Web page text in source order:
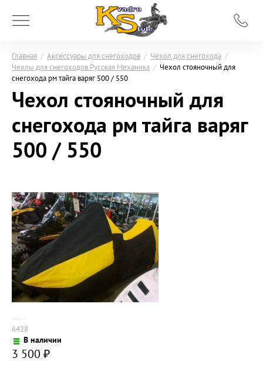
Главная / Аксессуары для снегоходов / Чехол для снегохода /
Чехлы для снегоходов Русская Механика / Чехол стояночный для
снегохода рм тайга варяг 500 / 550
Чехол стояночный для
снегохода рм тайга варяг
500 / 550
6428
В наличии
3 500 ₽